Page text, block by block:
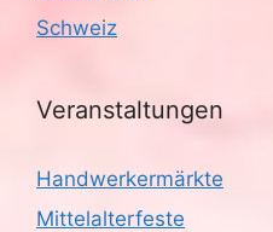
Schweiz
Veranstaltungen
Handwerkermärkte
Mittelalterfeste